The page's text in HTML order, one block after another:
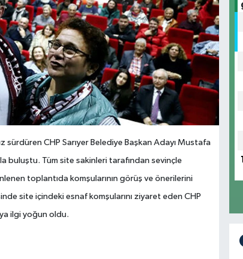
sürdüren CHP Sarıyer Belediye Başkan Adayı Mustafa
buluştu. Tüm site sakinleri tarafından sevinçle
toplantıda komşularının görüş ve önerilerini
site içindeki esnaf komşularını ziyaret eden CHP
ilgi yoğun oldu.